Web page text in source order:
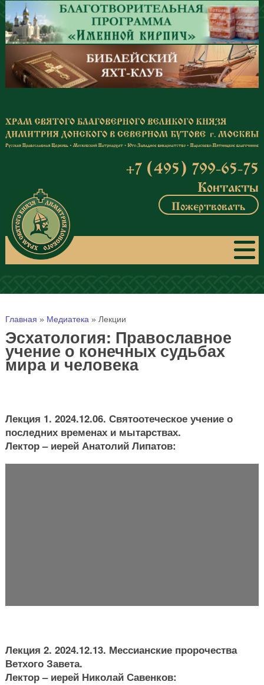
Перейти к основному содержанию
+7 (495) 799-65-75
Контакты
Пожертвовать
Вы здесь
Главная » Медиатека » Лекции
Эсхатология: Православное
учение о конечных судьбах
мира и человека
Лекция 1. 2024.12.06. Святоотеческое учение о
последних временах и мытарствах.
Лектор – иерей Анатолий Липатов:
Лекция 2. 2024.12.13. Мессианские пророчества
Ветхого Завета.
Лектор – иерей Николай Савенков: